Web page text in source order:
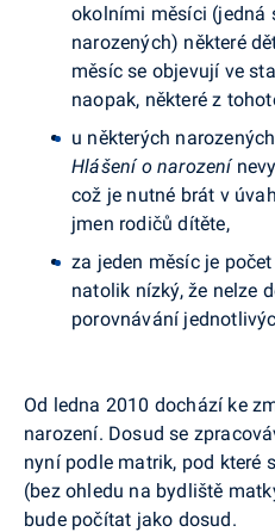
okolními měsíci (jedná
narozených) některé
měsíc se objevují ve
naopak, některé z
u některých
Hlášení o narození
což je nutné brát v
jmen rodičů dítěte,
za jeden měsíc je
natolik nízký, že nelze
porovnávání
Od ledna 2010 dochází ke
narození. Dosud se
nyní podle matrik, pod které
(bez ohledu na bydliště
bude počítat jako dosud.